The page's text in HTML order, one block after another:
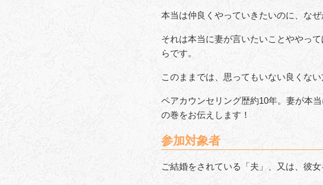
本当は仲良くやっていきたいのに、な
それは本当に妻が言いたいことややっ
らです。
このままでは、思ってもいない良くな
ペアカウンセリング歴約10年。妻が本
の巻をお伝えします！
参加対象者
ご結婚をされている「夫」、又は、彼